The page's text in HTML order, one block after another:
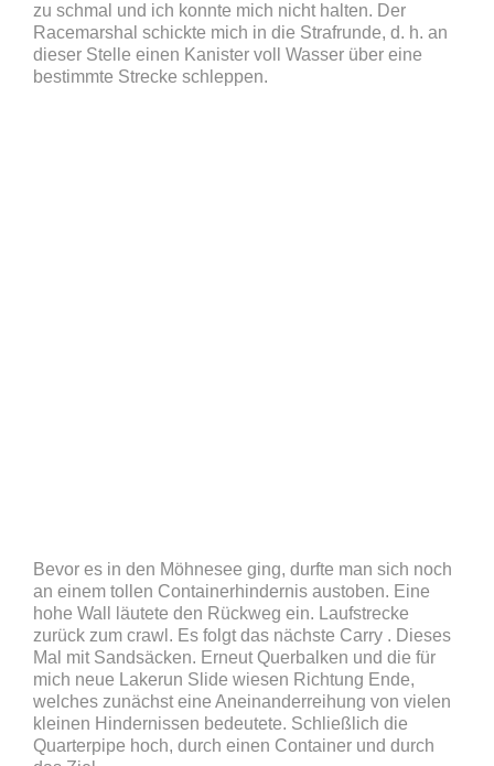
zu schmal und ich konnte mich nicht halten. Der
Racemarshal schickte mich in die Strafrunde, d. h. an
dieser Stelle einen Kanister voll Wasser über eine
bestimmte Strecke schleppen.
Bevor es in den Möhnesee ging, durfte man sich noch
an einem tollen Containerhindernis austoben. Eine
hohe Wall läutete den Rückweg ein. Laufstrecke
zurück zum crawl. Es folgt das nächste Carry . Dieses
Mal mit Sandsäcken. Erneut Querbalken und die für
mich neue Lakerun Slide wiesen Richtung Ende,
welches zunächst eine Aneinanderreihung von vielen
kleinen Hindernissen bedeutete. Schließlich die
Quarterpipe hoch, durch einen Container und durch